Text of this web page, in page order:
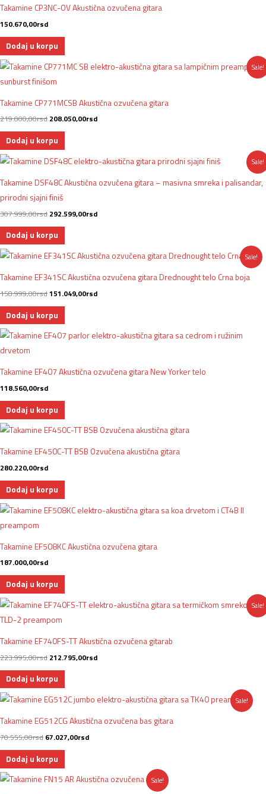
Takamine CP3NC-OV Akustična ozvučena gitara
150.670,00rsd
Dodaj u korpu
Sale!
Takamine CP771MCSB Akustična ozvučena gitara
219.000,00rsd
Originalna
cena
je
219.000,00rsd.
208.050,00rsd
Trenutna
cena
Dodaj u korpu
Sale!
Takamine DSF48C Akustična ozvučena gitara – masivna smreka i palisandar,
prirodni sjajni finiš
307.999,00rsd
Originalna
cena
bila:
307.999,00rsd.
292.599,00rsd
Trenutna
cena
292.599,00rsd.
Dodaj u korpu
Sale!
Takamine EF341SC Akustična ozvučena gitara Drednought telo Crna boja
158.999,00rsd
Originalna
cena
bila:
158.999,00rsd.
151.049,00rsd
Trenutna
cena
151.049,00rsd.
Dodaj u korpu
Takamine EF407 Akustična ozvučena gitara New Yorker telo
118.560,00rsd
Dodaj u korpu
Takamine EF450C-TT BSB Ozvučena akustična gitara
280.220,00rsd
Dodaj u korpu
Takamine EF508KC Akustična ozvučena gitara
187.000,00rsd
Dodaj u korpu
Sale!
Takamine EF740FS-TT Akustična ozvučena gitarab
223.995,00rsd
Originalna
cena
je
223.995,00rsd.
212.795,00rsd
Trenutna
cena
Dodaj u korpu
Sale!
Takamine EG512CG Akustična ozvučena bas gitara
70.555,00rsd
Originalna
cena
bila:
70.555,00rsd.
67.027,00rsd
Trenutna
cena
je:
67.027,00rsd.
Dodaj u korpu
Sale!
Originalna
cena
Trenutna
cena